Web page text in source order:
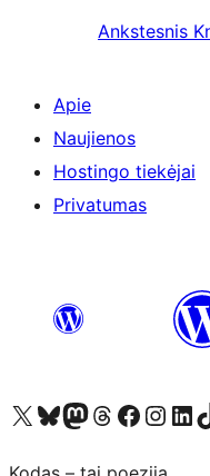
Ankstesnis
Apie
Naujienos
Hostingo tiekėjai
Privatumas
Visit our X (formerly Twitter) account
Apsilankykite mūsų Bluesky paskyroje
Visit our Mastodon account
Apsilankykite mūsų Threads paskyroje
Visit our Facebook page
Visit ourVisit our